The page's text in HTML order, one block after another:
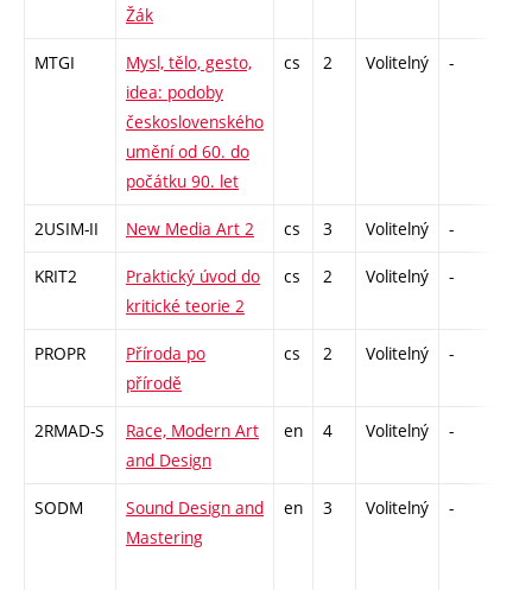
Žák
MTGI
Mysl, tělo, gesto,
idea: podoby
československého
umění od 60. do
počátku 90. let
cs 2 Volitelný -
2USIM-II New Media Art 2 cs 3 Volitelný -
KRIT2
Praktický úvod do
kritické teorie 2
cs 2 Volitelný -
PROPR
Příroda po
přírodě
cs 2 Volitelný -
2RMAD-S
Race, Modern Art
and Design
en 4 Volitelný -
SODM
Sound Design and
Mastering
en 3 Volitelný -